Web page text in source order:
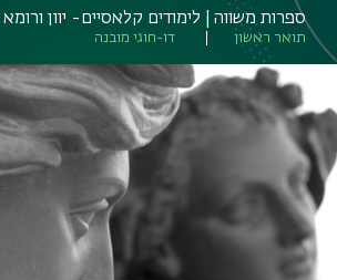
ספרות משווה | לימודים קלאסיים- יוון ורומא
תואר ראשון דו-חוגי מובנה